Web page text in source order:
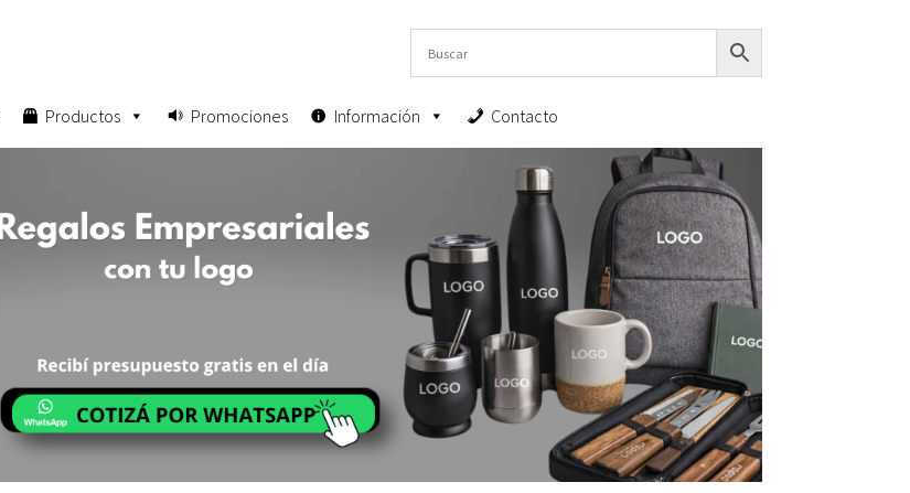
Productos Promociones Información Contacto